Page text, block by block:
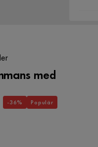
med
-36% Populär